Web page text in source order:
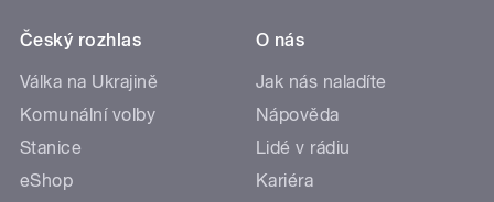
Český rozhlas
Válka na Ukrajině
Komunální volby
Stanice
eShop
O nás
Jak nás naladíte
Nápověda
Lidé v rádiu
Kariéra